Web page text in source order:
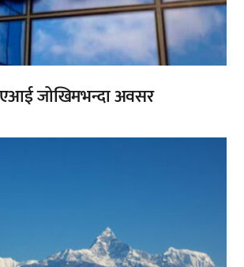
जोखिमभन्दा अवसर